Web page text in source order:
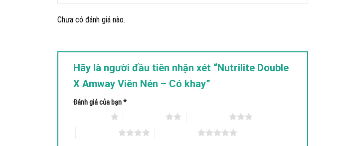
Chưa có đánh giá nào.
Hãy là người đầu tiên nhận xét “Nutrilite Double
X Amway Viên Nén – Có khay”
Đánh giá của bạn*